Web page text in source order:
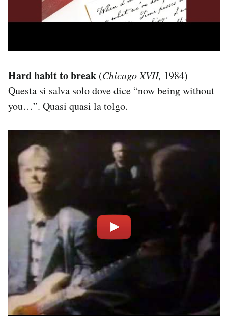
Hard habit to break (Chicago XVII, 1984)
Questa si salva solo dove dice “now being without
you…”. Quasi quasi la tolgo.